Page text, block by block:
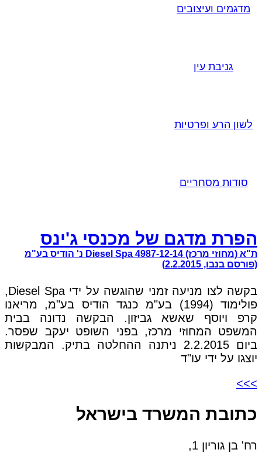
מדגמים ועיצובים
גניבת עין
לשון הרע ופרטיות
סודות מסחריים
הפרת מדגם של מכנסי ג'ינס
ת"א (מחוזי מרכז) 4987-12-14 Diesel Spa נ' הודיס בע"מ
(פורסם בנבו, 2.2.2015)
בקשה לצו מניעה זמני שהוגשה על ידי Diesel Spa,
פולימוד (1994) בע"מ כנגד הודיס בע"מ, מריאנו
קרפ ויוסף שאשא גביזון. הבקשה נדונה בבית
המשפט המחוזי מרכז, בפני השופט יעקב שפסר.
ביום 2.2.2015 ניתנה ההחלטה בתיק. המבקשות
יוצגו על ידי עו"ד
>>>
כתובת המשרד בישראל
רח' בן גוריון 1,